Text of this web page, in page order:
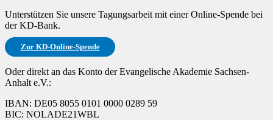
Unterstützen Sie unsere Tagungsarbeit mit einer Online-Spende bei
der KD-Bank.
Zur KD-Online-Spende
Oder direkt an das Konto der Evangelische Akademie Sachsen-
Anhalt e.V.:
IBAN: DE05 8055 0101 0000 0289 59
BIC: NOLADE21WBL